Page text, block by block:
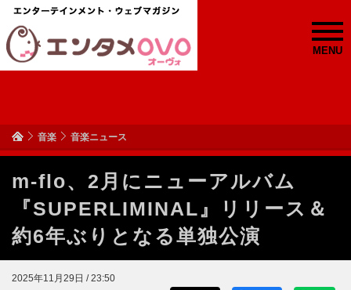
MENU
音楽 音楽ニュース
m-flo、2月にニューアルバム
『SUPERLIMINAL』リリース＆
約6年ぶりとなる単独公演
2025年11月29日 / 23:50